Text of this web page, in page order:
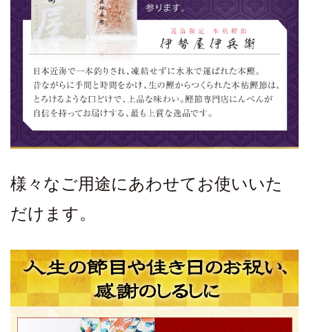
様々なご用途にあわせてお使いいた
だけます。